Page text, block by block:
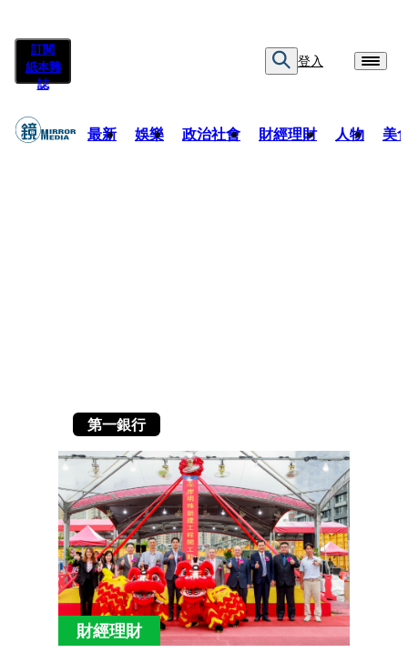
訂閱
紙本雜
誌
登入
最新 娛樂 政治社會 財經理財 人物 美
第一銀行
財經理財